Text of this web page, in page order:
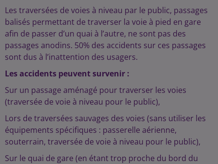
Les traversées de voies à niveau par le public, passages
balisés permettant de traverser la voie à pied en gare
afin de passer d’un quai à l’autre, ne sont pas des
passages anodins. 50% des accidents sur ces passages
sont dus à l’inattention des usagers.
Les accidents peuvent survenir :
Sur un passage aménagé pour traverser les voies
(traversée de voie à niveau pour le public),
Lors de traversées sauvages des voies (sans utiliser les
équipements spécifiques : passerelle aérienne,
souterrain, traversée de voie à niveau pour le public),
Sur le quai de gare (en étant trop proche du bord du